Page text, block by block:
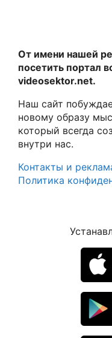
От имени нашей
посетить портал
videosektor.net.
Наш сайт
новому образу
который всегда
внутри нас.
Контакты и
Политика